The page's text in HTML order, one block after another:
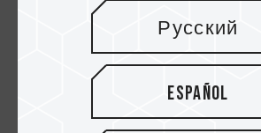
Vielfältige
Verfügbar in verschiedenen
64 GB, 256 GB und 512 GB, die
Speicherplatz für alle Ihre
Русский
Español